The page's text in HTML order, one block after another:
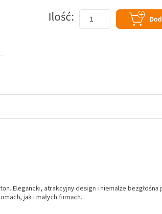
Ilość
Elegancki, atrakcyjny design i niemalże
jak i małych firmach.